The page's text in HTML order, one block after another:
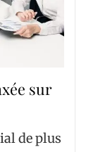
sur
de plus